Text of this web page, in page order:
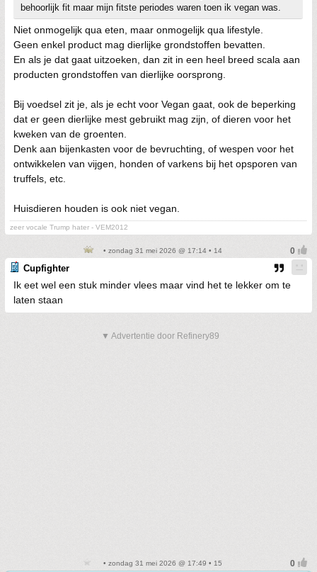
behoorlijk fit maar mijn fitste periodes waren toen ik vegan was.
Niet onmogelijk qua eten, maar onmogelijk qua lifestyle.
Geen enkel product mag dierlijke grondstoffen bevatten.
En als je dat gaat uitzoeken, dan zit in een heel breed scala aan
producten grondstoffen van dierlijke oorsprong.
Bij voedsel zit je, als je echt voor Vegan gaat, ook de beperking
dat er geen dierlijke mest gebruikt mag zijn, of dieren voor het
kweken van de groenten.
Denk aan bijenkasten voor de bevruchting, of wespen voor het
ontwikkelen van vijgen, honden of varkens bij het opsporen van
truffels, etc.
Huisdieren houden is ook niet vegan.
zeer vocale Trump hater - VEM2012
• zondag 31 mei 2026 @ 17:14 • 14
Cupfighter
Ik eet wel een stuk minder vlees maar vind het te lekker om te
laten staan
▼ Advertentie door Refinery89
• zondag 31 mei 2026 @ 17:49 • 15